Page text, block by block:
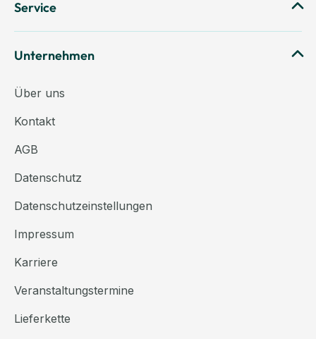
Service
Unternehmen
Über uns
Kontakt
AGB
Datenschutz
Datenschutzeinstellungen
Impressum
Karriere
Veranstaltungstermine
Lieferkette